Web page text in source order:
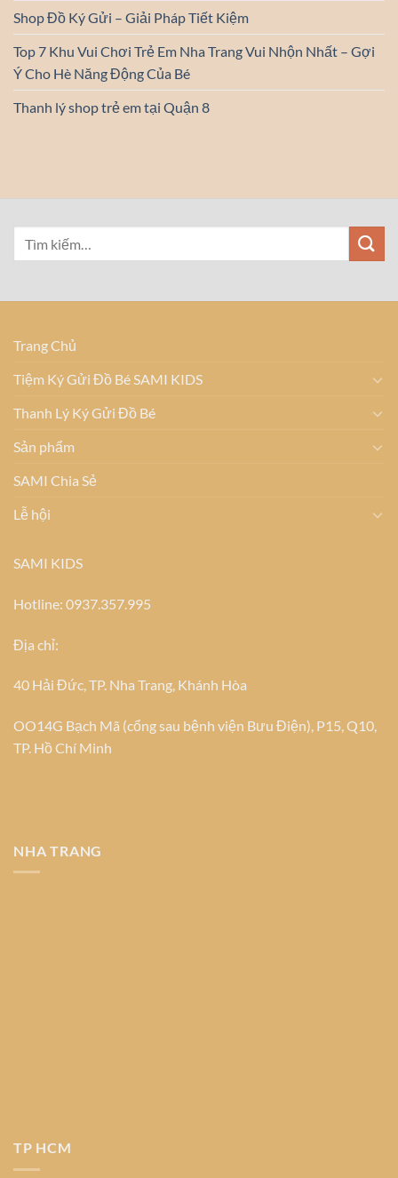
Shop Đồ Ký Gửi – Giải Pháp Tiết Kiệm
Top 7 Khu Vui Chơi Trẻ Em Nha Trang Vui Nhộn Nhất – Gợi
Ý Cho Hè Năng Động Của Bé
Thanh lý shop trẻ em tại Quận 8
Trang Chủ
Tiệm Ký Gửi Đồ Bé SAMI KIDS
Thanh Lý Ký Gửi Đồ Bé
Sản phẩm
SAMI Chia Sẻ
Lễ hội
SAMI KIDS
Hotline: 0937.357.995
Địa chỉ:
40 Hải Đức, TP. Nha Trang, Khánh Hòa
OO14G Bạch Mã (cổng sau bệnh viện Bưu Điện), P15, Q10,
TP. Hồ Chí Minh
NHA TRANG
TP HCM